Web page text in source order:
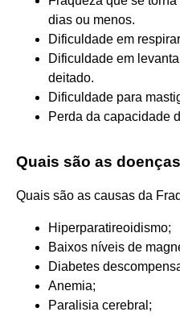
dias ou menos.
Dificuldade em
Dificuldade em
deitado.
Dificuldade para
Perda da capacidade
Quais são as
Quais são as causas da
Hiperparatireoidismo;
Baixos níveis de
Diabetes
Anemia;
Paralisia cerebral;